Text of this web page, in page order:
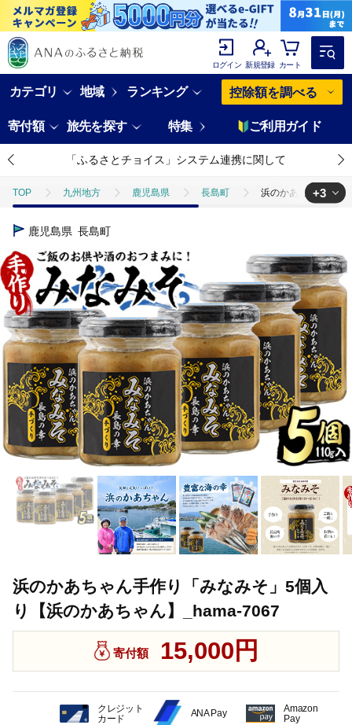
ログイン 新規登録 カート
カテゴリ 地域 ランキング 控除額を調べる
寄付額 旅先を探す 特集 ご利用ガイド
「ふるさとチョイス」システム連携に関して
TOP 九州地方 鹿児島県 長島町 浜のかあちゃん手作
TOP
TOP 加工食品 缶詰・瓶詰 缶詰・瓶詰セット 浜のか
TOP 加工食品 缶詰・瓶詰 ほかの缶詰・瓶詰 浜のか
+3
鹿児島県 長島町
浜のかあちゃん手作り「みなみそ」5個入
り【浜のかあちゃん】_hama-7067
寄付額 15,000円
クレジット
カード
ANA Pay
Amazon
Pay